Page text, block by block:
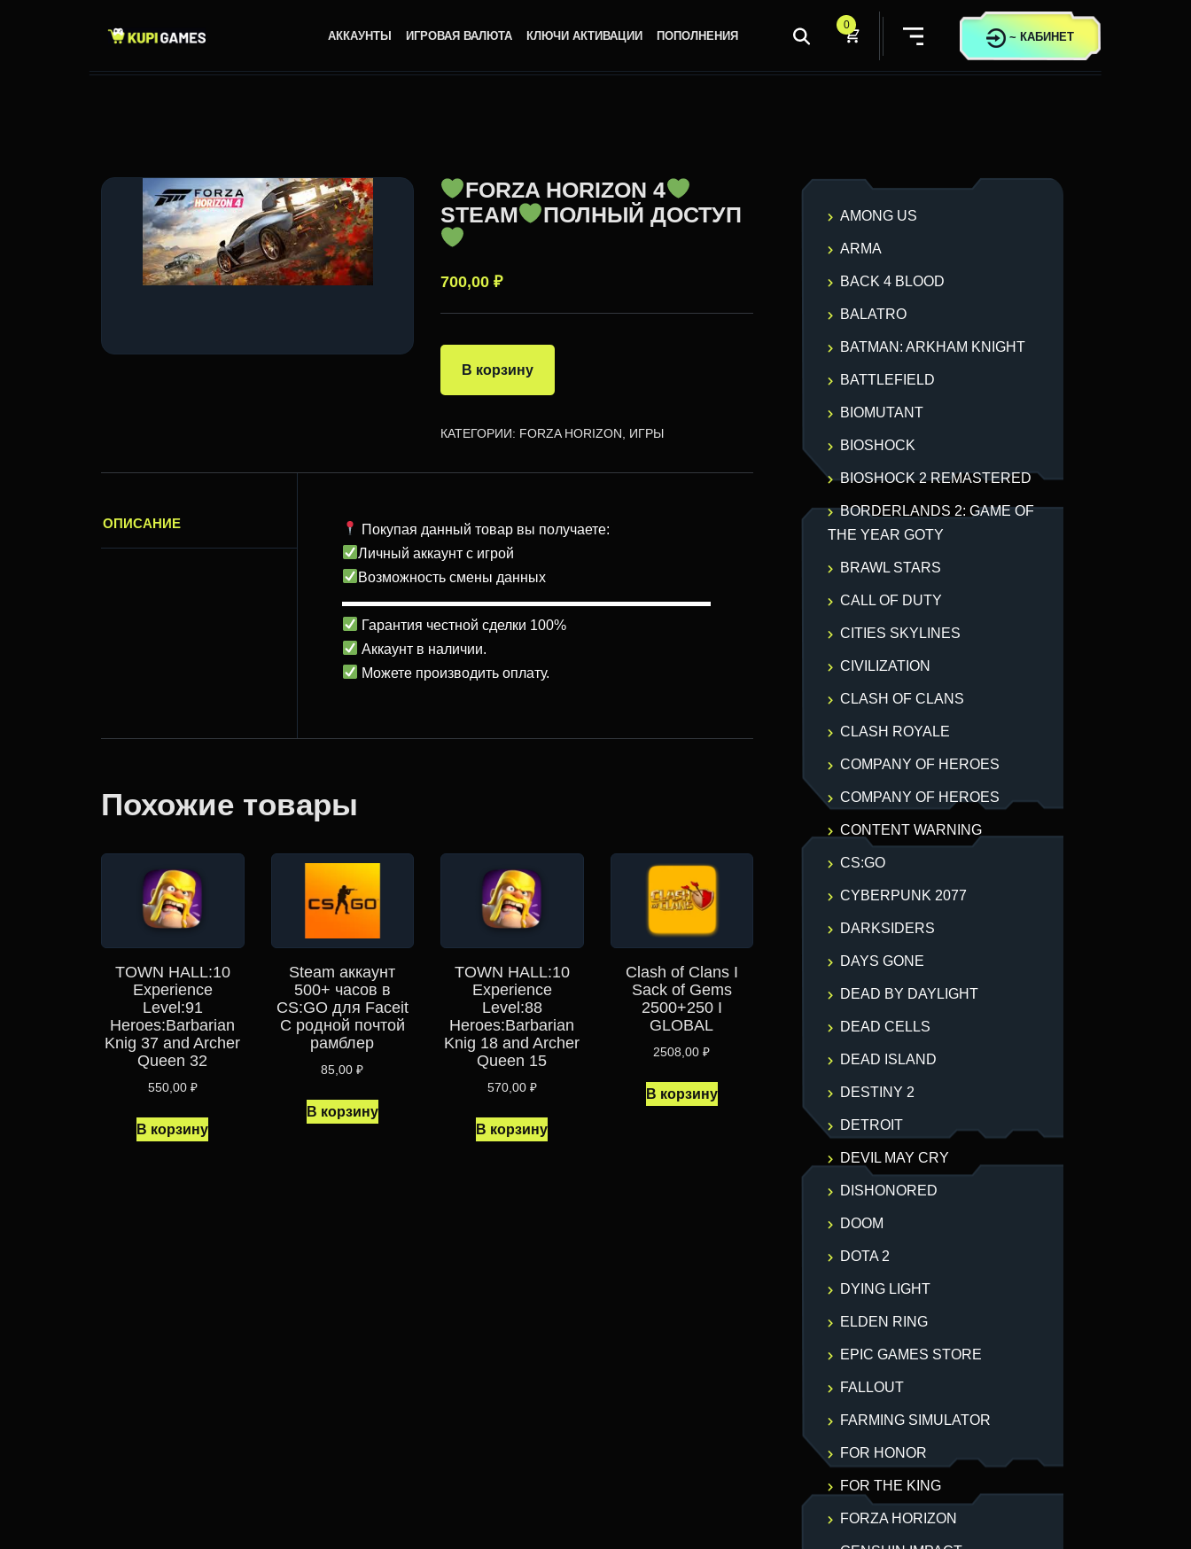
АККАУНТЫ ИГРОВАЯ ВАЛЮТА КЛЮЧИ АКТИВАЦИИ ПОПОЛНЕНИЯ
0
~ КАБИНЕТ
FORZA HORIZON 4
STEAM
ПОЛНЫЙ ДОСТУП
700,00 ₽
В корзину
КАТЕГОРИИ: FORZA HORIZON ИГРЫ
ОПИСАНИЕ
Покупая данный товар вы получаете:
Личный аккаунт с игрой
Возможность смены данных
▬▬▬▬▬▬▬▬▬▬▬▬▬▬▬▬▬▬▬▬▬▬▬▬▬▬
Гарантия честной сделки 100%
Аккаунт в наличии.
Можете производить оплату.
Похожие товары
TOWN HALL:10
Experience
Level:91
Heroes:Barbarian
Knig 37 and Archer
Queen 32
550,00 ₽
В корзину
Steam аккаунт
500+ часов в
CS:GO для Faceit
С родной почтой
рамблер
85,00₽
В корзину
TOWN HALL:10
Experience
Level:88
Heroes:Barbarian
Knig 18 and Archer
Queen 15
570,00 ₽
В корзину
Clash of Clans I
Sack of Gems
2500+250 I
GLOBAL
2508,00₽
В корзину
AMONG US
ARMA
BACK 4 BLOOD
BALATRO
BATMAN: ARKHAM KNIGHT
BATTLEFIELD
BIOMUTANT
BIOSHOCK
BIOSHOCK 2 REMASTERED
BORDERLANDS 2: GAME OF
THE YEAR GOTY
BRAWL STARS
CALL OF DUTY
CITIES SKYLINES
CIVILIZATION
CLASH OF CLANS
CLASH ROYALE
COMPANY OF HEROES
COMPANY OF HEROES
CONTENT WARNING
CS:GO
CYBERPUNK 2077
DARKSIDERS
DAYS GONE
DEAD BY DAYLIGHT
DEAD CELLS
DEAD ISLAND
DESTINY 2
DETROIT
DEVIL MAY CRY
DISHONORED
DOOM
DOTA 2
DYING LIGHT
ELDEN RING
EPIC GAMES STORE
FALLOUT
FARMING SIMULATOR
FOR HONOR
FOR THE KING
FORZA HORIZON